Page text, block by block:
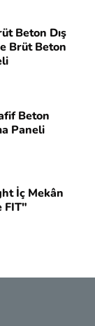
Beton Dış
Brüt Beton
Beton
Paneli
İç Mekân
FIT"